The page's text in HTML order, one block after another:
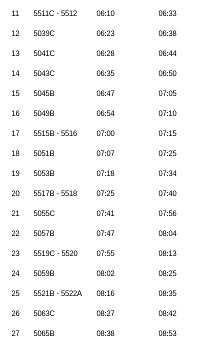
11 5511C - 5512 06:10 06:33
12 5039C 06:23 06:38
13 5041C 06:28 06:44
14 5043C 06:35 06:50
15 5045B 06:47 07:05
16 5049B 06:54 07:10
17 5515B - 5516 07:00 07:15
18 5051B 07:07 07:25
19 5053B 07:18 07:34
20 5517B - 5518 07:25 07:40
21 5055C 07:41 07:56
22 5057B 07:47 08:04
23 5519C - 5520 07:55 08:13
24 5059B 08:02 08:25
25 5521B - 5522A 08:16 08:35
26 5063C 08:27 08:42
27 5065B 08:38 08:53